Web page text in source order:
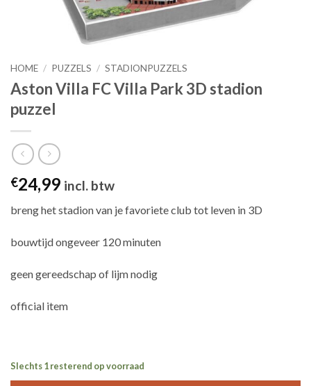
HOME / PUZZELS / STADIONPUZZELS
Aston Villa FC Villa Park 3D stadion
puzzel
€24,99 incl. btw
breng het stadion van je favoriete club tot leven in 3D
bouwtijd ongeveer 120 minuten
geen gereedschap of lijm nodig
official item
Slechts 1 resterend op voorraad